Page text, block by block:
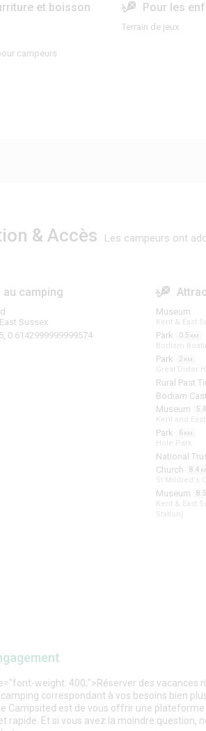
et boisson
campeurs
Pour les
Terrain de jeux
& Accès Les campeurs ont
au camping
Sussex
0.6142999999999574
Museum
Kent & East
Park 0.5 KM
Bodiam
Park 2 KM
Great Dixter
Rural Past
Bodiam
Museum 5.4
Kent and
Park 6 KM
Hole Park
National
Church 8.4
St Mildred's
Museum 8.5
Kent & East
Station)
weight: 400;">Réserver des vacances
correspondant à vos besoins bien plus
de Campsited est de vous offrir une
rapide. Et si vous avez la moindre question,